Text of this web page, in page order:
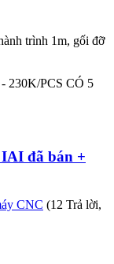
trình 1m, gối đỡ
230K/PCS CÓ 5
đã bán +
CNC (12 Trả lời,